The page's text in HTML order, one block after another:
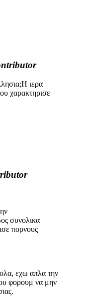
ιερα
χαρακτηρισε
συνολικα
πορνους
εχω απλα την
φορουμ να μην